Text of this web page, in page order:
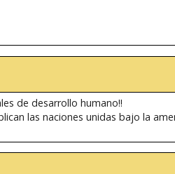
de desarrollo humano!!
las naciones unidas bajo la